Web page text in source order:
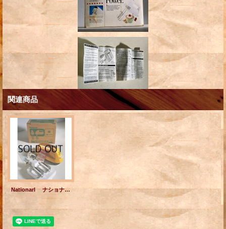
関連商品
Nationarl ナショナルハンドミキサー MK-1010 イエロー